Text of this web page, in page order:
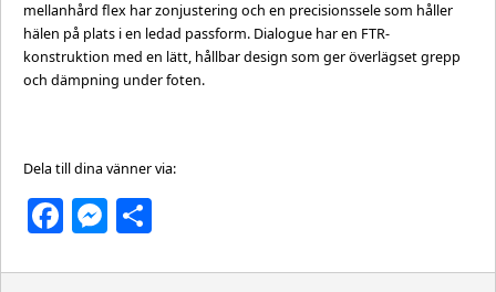
mellanhård flex har zonjustering och en precisionssele som håller
hälen på plats i en ledad passform. Dialogue har en FTR-
konstruktion med en lätt, hållbar design som ger överlägset grepp
och dämpning under foten.
Dela till dina vänner via:
Facebook
Messenger